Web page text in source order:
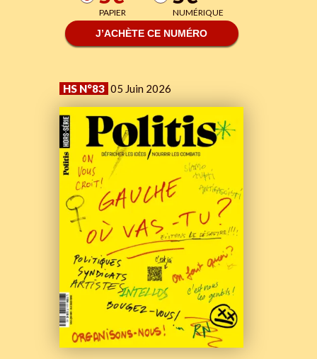
PAPIER NUMÉRIQUE
J’ACHÈTE CE NUMÉRO
HS N°83 05 Juin 2026